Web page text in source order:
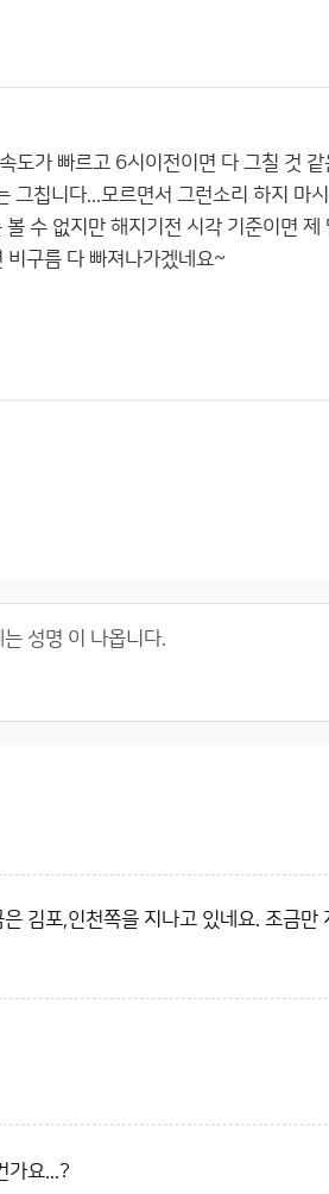
도가 빠르고 6시이전이면 다 그칠 것
그칩니다...모르면서 그런소리 하지 마
수 없지만 해지기전 시각 기준이면 제
구름 다 빠져나가겠네요~
김포,인천쪽을 지나고 있네요. 조금
가요...?